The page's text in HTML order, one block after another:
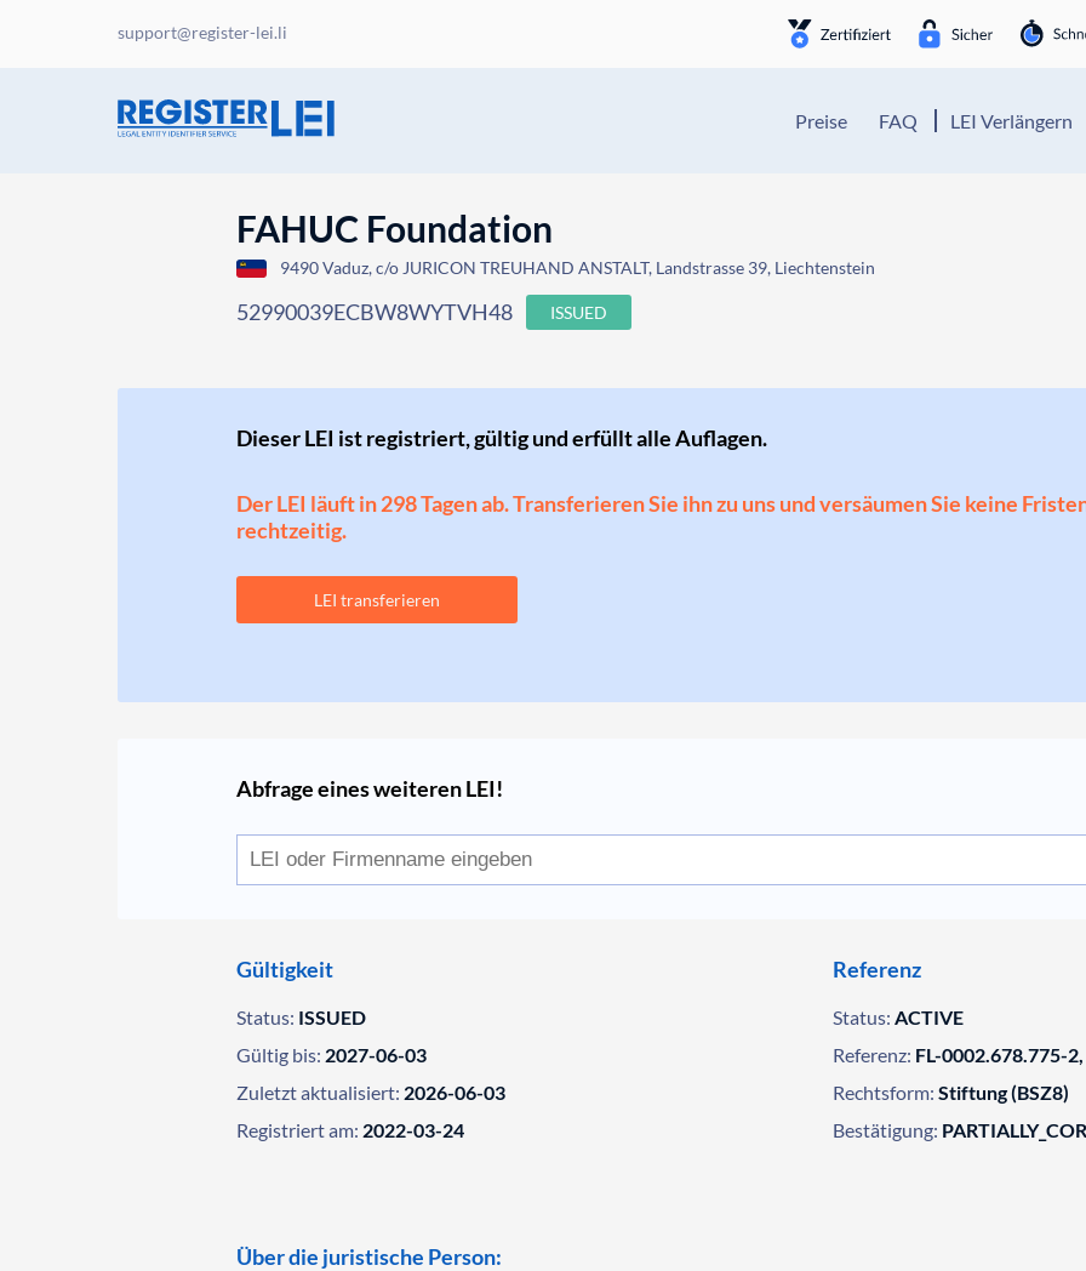
support@register-lei.li
Preise FAQ LEI Verlängern
FAHUC Foundation
9490 Vaduz, c/o JURICON TREUHAND ANSTALT, Landstrasse 39, Liechtenstein
52990039ECBW8WYTVH48 ISSUED
Dieser LEI ist registriert, gültig und erfüllt alle Auflagen.
Der LEI läuft in 298 Tagen ab. Transferieren Sie ihn zu uns und versäumen Sie keine
rechtzeitig.
LEI transferieren
Abfrage eines weiteren LEI!
Gültigkeit
Status: ISSUED
Gültig bis: 2027-06-03
Zuletzt aktualisiert: 2026-06-03
Registriert am: 2022-03-24
Referenz
Status: ACTIVE
Referenz: FL-0002.678.775-
Rechtsform: Stiftung (BSZ8)
Bestätigung:
Über die juristische Person: